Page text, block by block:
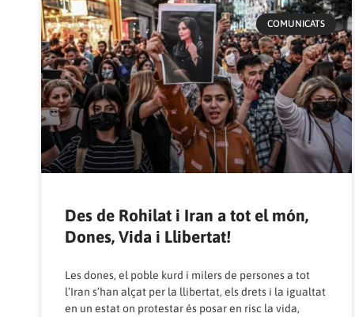
COMUNICATS
Des de Rohilat i Iran a tot el món,
Dones, Vida i Llibertat!
Les dones, el poble kurd i milers de persones a tot
l’Iran s’han alçat per la llibertat, els drets i la igualtat
en un estat on protestar és posar en risc la vida,